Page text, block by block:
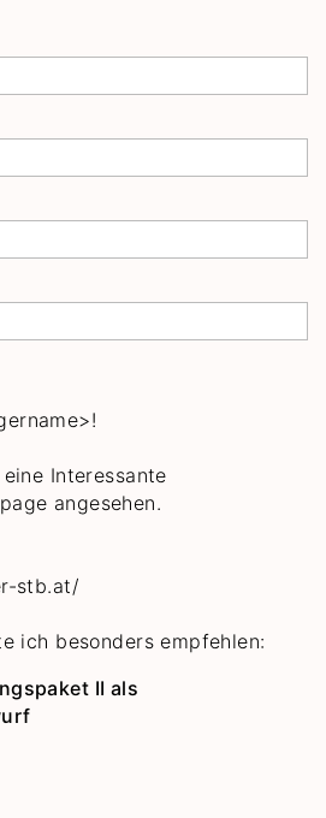
Interessante
angesehen.
stb.at/
ich besonders empfehlen:
II als